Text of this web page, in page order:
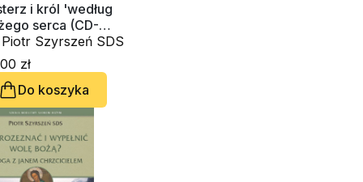
i król 'według
serca (CD-
Szyrszeń SDS
zł
Do koszyka